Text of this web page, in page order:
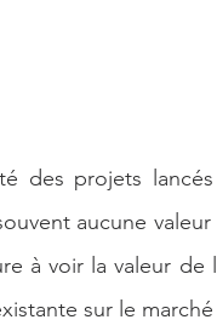
des projets
aucune
à voir la valeur de
sur le